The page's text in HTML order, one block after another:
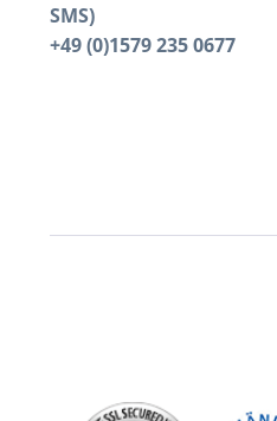
SMS)
+49 (0)1579 235 0677